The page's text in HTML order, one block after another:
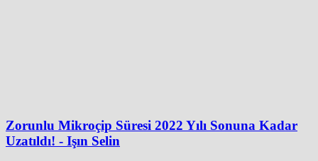
Zorunlu Mikroçip Süresi 2022 Yılı Sonuna Kadar
Uzatıldı! - Işın Selin